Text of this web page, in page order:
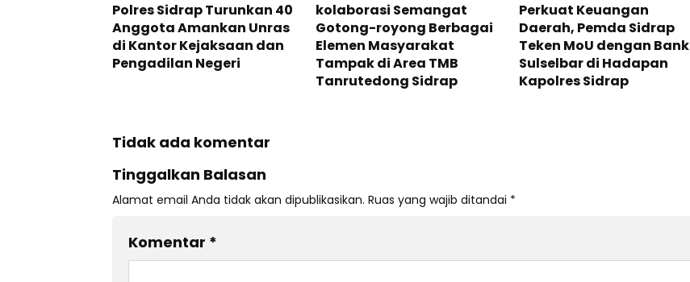
Polres Sidrap Turunkan 40
Anggota Amankan Unras
di Kantor Kejaksaan dan
Pengadilan Negeri
kolaborasi Semangat
Gotong-royong Berbagai
Elemen Masyarakat
Tampak di Area TMB
Tanrutedong Sidrap
Perkuat Keuangan
Daerah, Pemda Sidrap
Teken MoU dengan Bank
Sulselbar di Hadapan
Kapolres Sidrap
Tidak ada komentar
Tinggalkan Balasan
Alamat email Anda tidak akan dipublikasikan. Ruas yang wajib ditandai *
Komentar *